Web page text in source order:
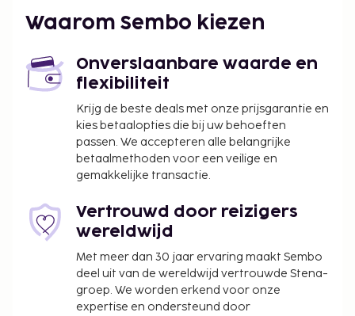
Ter plaatse heb je gratis parkeerplaatsen. De
accommodatie heeft een tuin waar je van het
Hotel kunnen genieten van een deugddoende
maaltijd in het restaurant. Dagelijks kun je van 07.30
uur tot 09.30 uur genieten van een gratis
continentaal ontbijt.
Waarom Sembo kiezen
Onverslaanbare waarde en
flexibiliteit
Krijg de beste deals met onze prijsgarantie en
kies betaalopties die bij uw behoeften
passen. We accepteren alle belangrijke
betaalmethoden voor een veilige en
gemakkelijke transactie.
Vertrouwd door reizigers
wereldwijd
Met meer dan 30 jaar ervaring maakt Sembo
deel uit van de wereldwijd vertrouwde Stena-
groep. We worden erkend voor onze
expertise en ondersteund door